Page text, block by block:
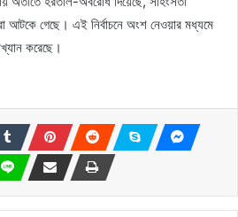
আটকে গেছে। এই নির্বাচনে অংশ নেওয়ার মধ্যমে
করেছে।